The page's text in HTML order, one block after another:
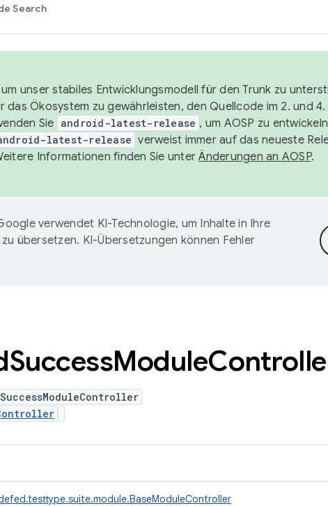
Search
unser stabiles Entwicklungsmodell für den Trunk zu
Ökosystem zu gewährleisten, den Quellcode im 2. und 4.
Sie android-latest-release , um AOSP zu
latest-release verweist immer auf das neueste
Informationen finden Sie unterÄnderungen an AOSP.
verwendet KI-Technologie, um Inhalte in Ihre
übersetzen. KI-Übersetzungen können Fehler
SuccessModule